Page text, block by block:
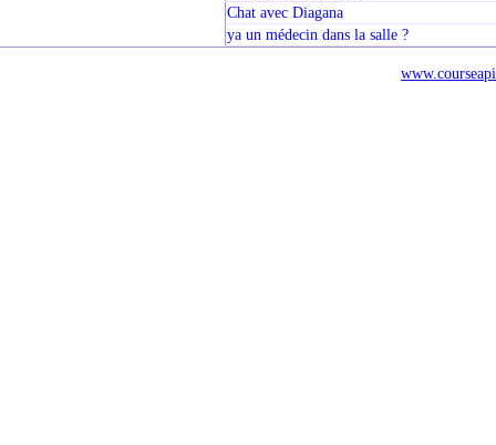
Chat avec Diagana
ya un médecin dans la salle ?